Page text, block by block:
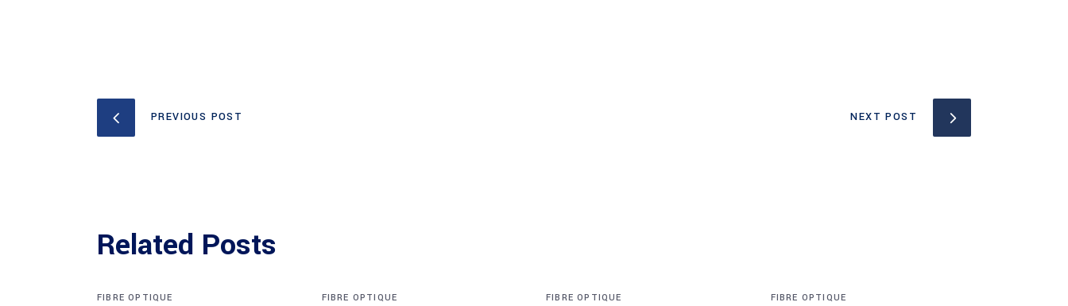
PREVIOUS POST NEXT POST
Related Posts
FIBRE OPTIQUE FIBRE OPTIQUE FIBRE OPTIQUE FIBRE OPTIQUE